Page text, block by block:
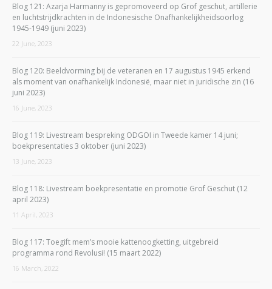
Blog 121: Azarja Harmanny is gepromoveerd op Grof geschut, artillerie
en luchtstrijdkrachten in de Indonesische Onafhankelijkheidsoorlog
1945-1949 (juni 2023)
22 June, 2023
Blog 120: Beeldvorming bij de veteranen en 17 augustus 1945 erkend
als moment van onafhankelijk Indonesië, maar niet in juridische zin (16
juni 2023)
16 June, 2023
Blog 119: Livestream bespreking ODGOI in Tweede kamer 14 juni;
boekpresentaties 3 oktober (juni 2023)
13 June, 2023
Blog 118: Livestream boekpresentatie en promotie Grof Geschut (12
april 2023)
11 April, 2023
Blog 117: Toegift mem’s mooie kattenoogketting, uitgebreid
programma rond Revolusi! (15 maart 2022)
16 March, 2022